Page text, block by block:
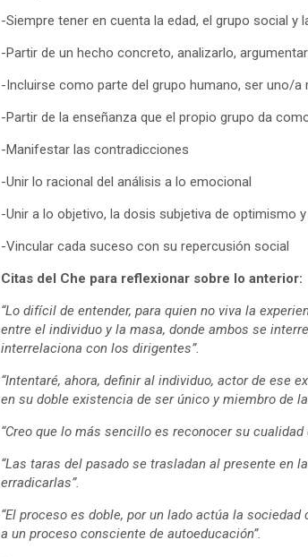
-Siempre tener en cuenta la edad, el grupo social
-Partir de un hecho concreto, analizarlo,
-Incluirse como parte del grupo humano, ser uno/a
-Partir de la enseñanza que el propio grupo da
-Manifestar las contradicciones
-Unir lo racional del análisis a lo emocional
-Unir a lo objetivo, la dosis subjetiva de optimismo
-Vincular cada suceso con su repercusión social
Citas del Che para reflexionar sobre lo anterior:
“Lo difícil de entender, para quien no viva la
entre el individuo y la masa, donde ambos se
interrelaciona con los dirigentes”.
“Intentaré, ahora, definir al individuo, actor de ese
en su doble existencia de ser único y miembro de
“Creo que lo más sencillo es reconocer su cualidad
“Las taras del pasado se trasladan al presente en
erradicarlas”.
“El proceso es doble, por un lado actúa la
a un proceso consciente de autoeducación”.